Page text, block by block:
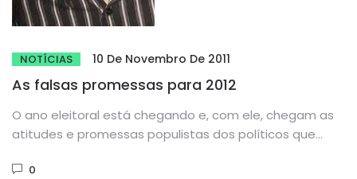
NOTÍCIAS 10 De Novembro De 2011
As falsas promessas para 2012
O ano eleitoral está chegando e, com ele, chegam as
atitudes e promessas populistas dos políticos que
0